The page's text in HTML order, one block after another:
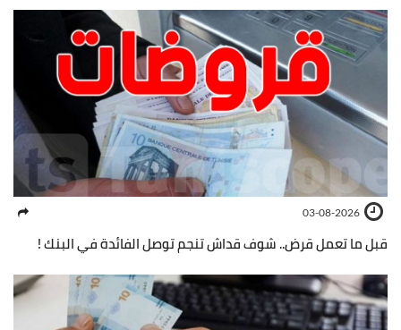
03-08-2026
قبل ما تعمل قرض.. شوف قداش تنجم توصل الفائدة في البنك !